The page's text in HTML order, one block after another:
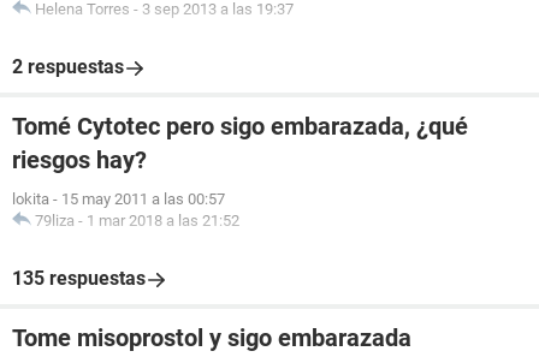
Helena Torres - 3 sep 2013 a las 19:37
2 respuestas
Tomé Cytotec pero sigo embarazada, ¿qué
riesgos hay?
lokita - 15 may 2011 a las 00:57
79liza - 1 mar 2018 a las 21:52
135 respuestas
Tome misoprostol y sigo embarazada